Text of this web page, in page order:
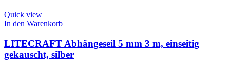
Quick view
In den Warenkorb
LITECRAFT Abhängeseil 5 mm 3 m, einseitig
gekauscht, silber